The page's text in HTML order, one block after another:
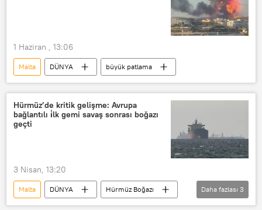
1 Haziran , 13:06
Malta DÜNYA büyük patlama
Hürmüz’de kritik gelişme: Avrupa
bağlantılı i̇lk gemi savaş sonrası boğazı
geçti
3 Nisan, 13:20
Malta DÜNYA
Hürmüz Boğazı
Basra Körfezi
Maskat
Daha fazlası 3